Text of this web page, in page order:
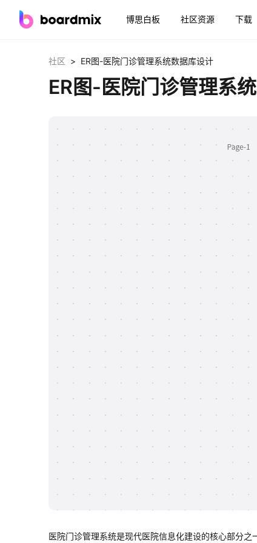
博思白板 社区资源 下载
社区 > ER图-医院门诊管理系统数据库设计
ER图-医院门诊管理系
医院门诊管理系统是现代医院信息化建设的核心部分